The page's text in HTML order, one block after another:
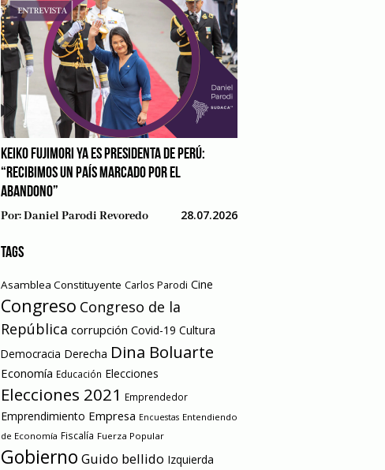
KEIKO FUJIMORI YA ES PRESIDENTA DE PERÚ:
“RECIBIMOS UN PAÍS MARCADO POR EL
ABANDONO”
Por:Daniel Parodi Revoredo 28.07.2026
TAGS
Asamblea Constituyente Carlos Parodi Cine
Congreso Congreso de la
República corrupción Covid-19 Cultura
Democracia Derecha Dina Boluarte
Economía Educación Elecciones
Elecciones 2021 Emprendedor
Emprendimiento Empresa Encuestas Entendiendo
de Economía Fiscalía Fuerza Popular
Gobierno Guido bellido Izquierda